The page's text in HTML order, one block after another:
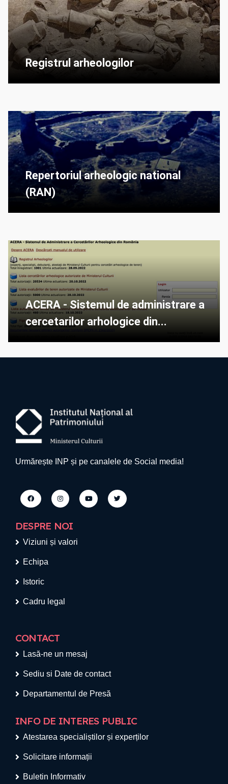
Registrul arheologilor
Repertoriul arheologic national
(RAN)
ACERA - Sistemul de administrare a
cercetarilor arhologice din...
Urmărește INP și pe canalele de Social media!
DESPRE NOI
Viziuni și valori
Echipa
Istoric
Cadru legal
CONTACT
Lasă-ne un mesaj
Sediu si Date de contact
Departamentul de Presă
INFO DE INTERES PUBLIC
Atestarea specialiștilor și experților
Solicitare informații
Buletin Informativ